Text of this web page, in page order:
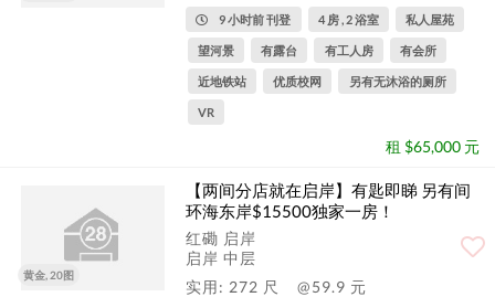
9 小时前 刊登 4 房 , 2 浴室 私人屋苑
望河景 有露台 有工人房 有会所
近地铁站 优质校网 另有无沐浴的厕所
VR
租 $65,000 元
黄金, 20图
【两间分店就在启岸】有匙即睇 另有间
环海东岸$15500独家一房！
红磡 启岸
启岸 中层
实用: 272 尺
@59.9 元